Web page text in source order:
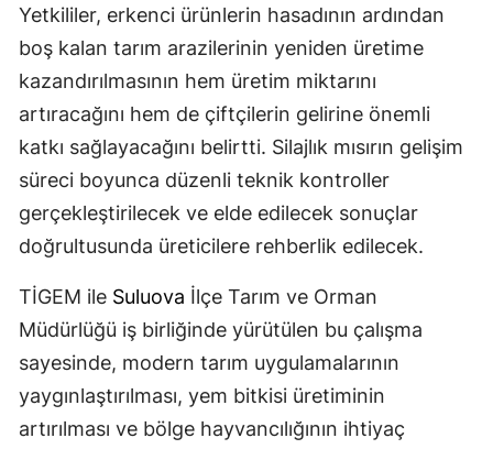
Yetkililer, erkenci ürünlerin hasadının ardından
boş kalan tarım arazilerinin yeniden üretime
kazandırılmasının hem üretim miktarını
artıracağını hem de çiftçilerin gelirine önemli
katkı sağlayacağını belirtti. Silajlık mısırın gelişim
süreci boyunca düzenli teknik kontroller
gerçekleştirilecek ve elde edilecek sonuçlar
doğrultusunda üreticilere rehberlik edilecek.
TİGEM ile Suluova İlçe Tarım ve Orman
Müdürlüğü iş birliğinde yürütülen bu çalışma
sayesinde, modern tarım uygulamalarının
yaygınlaştırılması, yem bitkisi üretiminin
artırılması ve bölge hayvancılığının ihtiyaç